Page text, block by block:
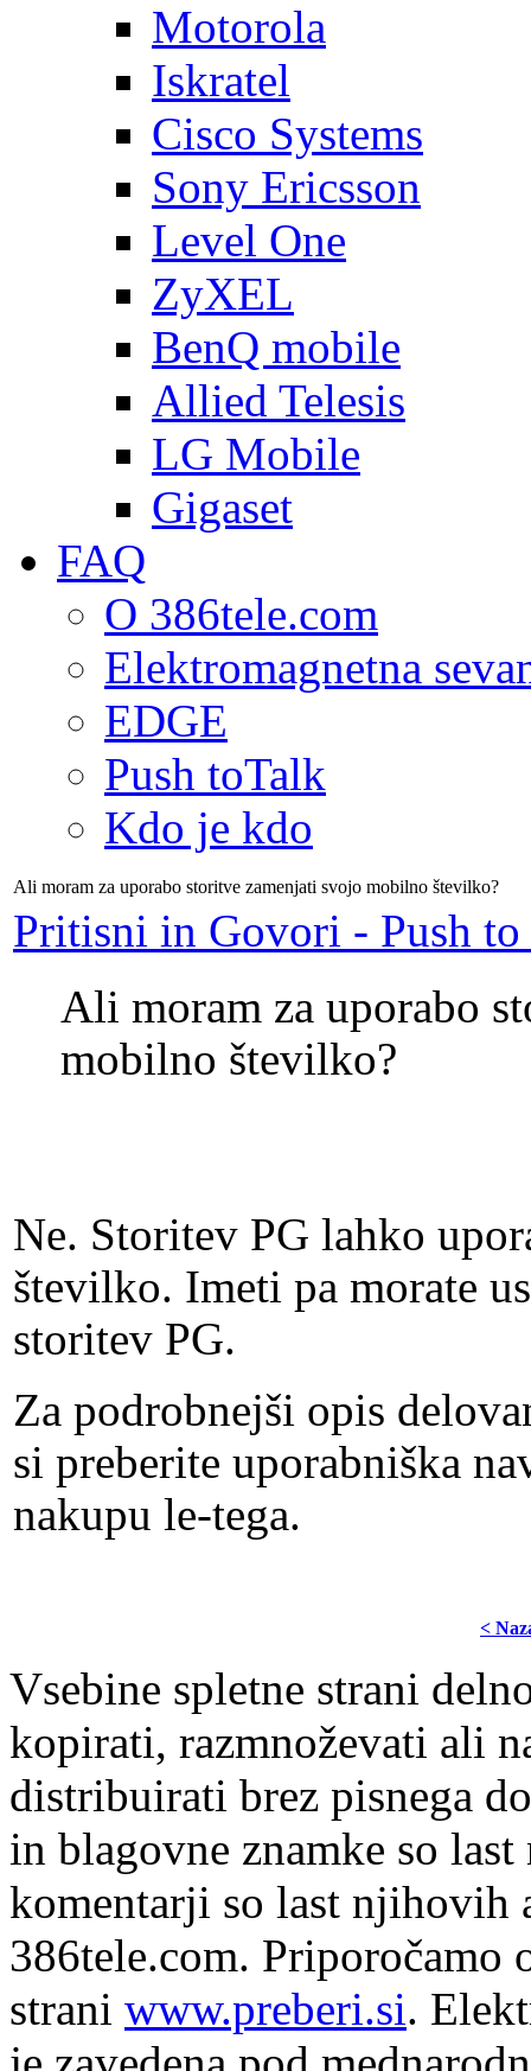
Motorola
Iskratel
Cisco Systems
Sony Ericsson
Level One
ZyXEL
BenQ mobile
Allied Telesis
LG Mobile
Gigaset
FAQ
O 386tele.com
Elektromagnetna
EDGE
Push toTalk
Kdo je kdo
Ali moram za uporabo storitve zamenjati svojo mobilno številko?
Pritisni in Govori - Push to
Ali moram za uporabo
mobilno številko?
Ne. Storitev PG lahko
številko. Imeti pa morate
storitev PG.
Za podrobnejši opis
si preberite uporabniška
nakupu le-tega.
<
Vsebine spletne strani
kopirati, razmnoževati ali
distribuirati brez pisnega
in blagovne znamke so
komentarji so last njihovih
386tele.com. Priporočamo
strani www.preberi.si.